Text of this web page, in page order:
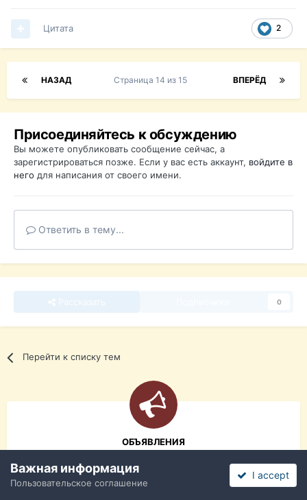
2
Цитата
НАЗАД ВПЕРЁД
Страница 14 из 15
Присоединяйтесь к обсуждению
Вы можете опубликовать сообщение сейчас, а
зарегистрироваться позже. Если у вас есть аккаунт, войдите в
него для написания от своего имени.
Ответить в тему...
0
Перейти к списку тем
ОБЪЯВЛЕНИЯ
сдам в ДОЛГОСРОЧНУЮ аренду
Важная информация
Пользовательское соглашение
I accept